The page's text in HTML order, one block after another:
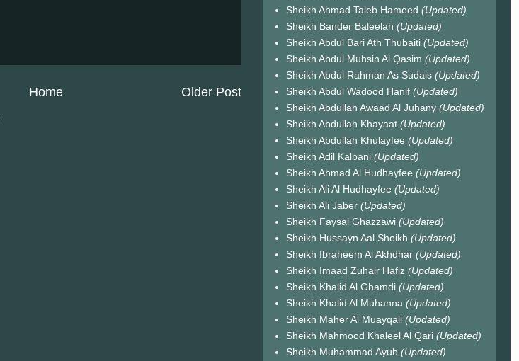
Older Post
Home
Sheikh Ahmad Taleb Hameed (Updated)
Sheikh Bander Baleelah (Updated)
Sheikh Abdul Bari Ath Thubaiti (Updated)
Sheikh Abdul Muhsin Al Qasim (Updated)
Sheikh Abdul Rahman As Sudais (Updated)
Sheikh Abdul Wadood Hanif (Updated)
Sheikh Abdullah Awaad Al Juhany (Updated)
Sheikh Abdullah Khayaat (Updated)
Sheikh Abdullah Khulayfee (Updated)
Sheikh Adil Kalbani (Updated)
Sheikh Ahmad Al Hudhayfee (Updated)
Sheikh Ali Al Hudhayfee (Updated)
Sheikh Ali Jaber (Updated)
Sheikh Faysal Ghazzawi (Updated)
Sheikh Hussayn Aal Sheikh (Updated)
Sheikh Ibraheem Al Akhdhar (Updated)
Sheikh Imaad Zuhair Hafiz (Updated)
Sheikh Khalid Al Ghamdi (Updated)
Sheikh Khalid Al Muhanna (Updated)
Sheikh Maher Al Muayqali (Updated)
Sheikh Mahmood Khaleel Al Qari (Updated)
Sheikh Muhammad Ayub (Updated)